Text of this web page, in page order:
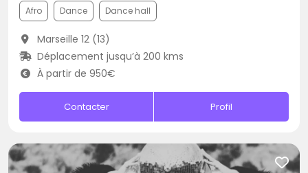
Afro Dance Dance hall
Marseille 12 (13)
Déplacement jusqu’à 200 kms
À partir de 950€
Contacter Profil